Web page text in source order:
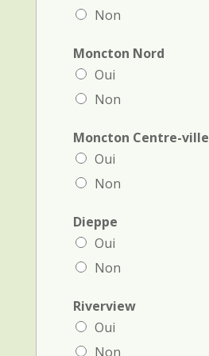
Non
Moncton Nord
Oui
Non
Moncton Centre-ville
Oui
Non
Dieppe
Oui
Non
Riverview
Oui
Non